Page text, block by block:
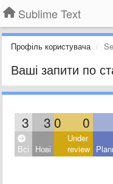
Sublime Text
Профіль користувача
Ваші запити по
3 3 0 0
Всі Нові
Under
review